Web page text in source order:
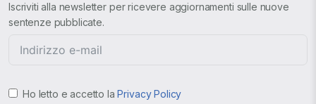
Iscriviti alla newsletter per ricevere aggiornamenti sulle nuove
sentenze pubblicate.
Ho letto e accetto laPrivacy Policy